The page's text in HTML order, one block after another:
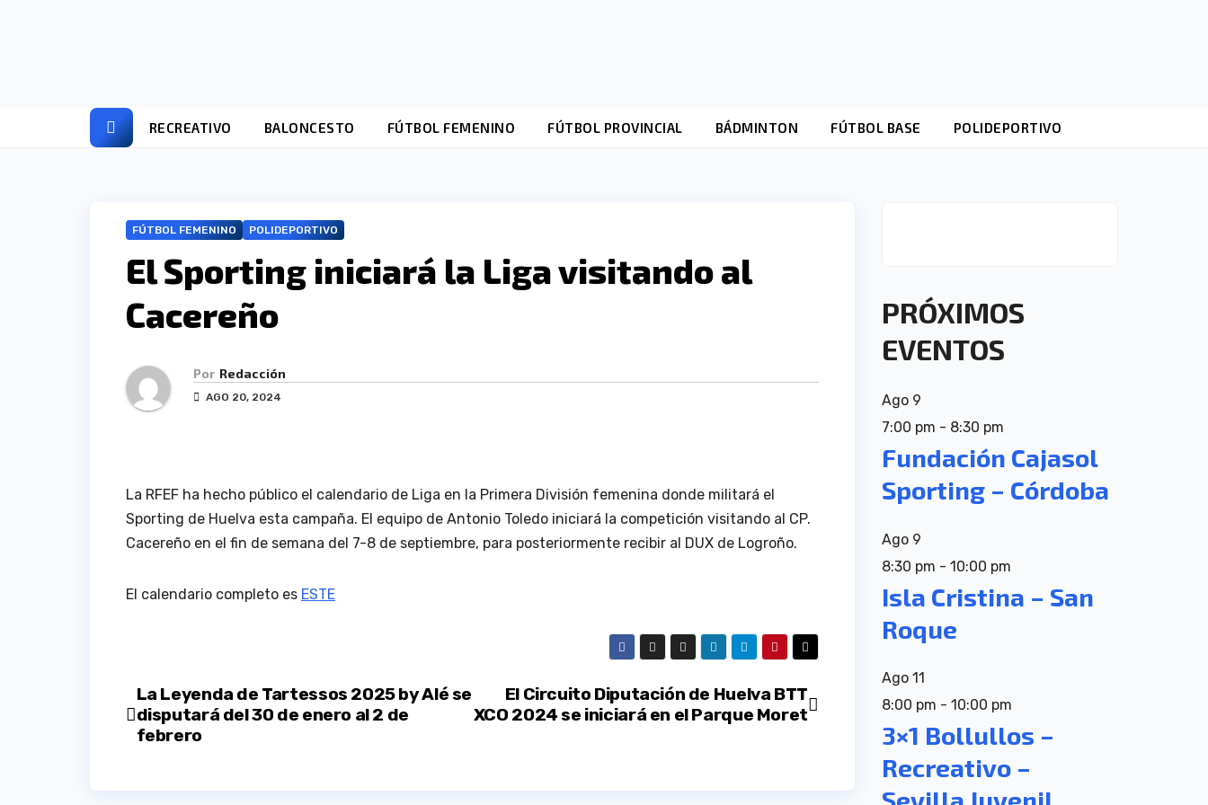
RECREATIVO BALONCESTO FÚTBOL FEMENINO FÚTBOL PROVINCIAL BÁDMINTON FÚTBOL BASE POLIDEPORTIVO
FÚTBOL FEMENINO POLIDEPORTIVO
El Sporting iniciará la Liga visitando al
Cacereño
Por Redacción
AGO 20, 2024
La RFEF ha hecho público el calendario de Liga en la Primera División femenina donde militará el
Sporting de Huelva esta campaña. El equipo de Antonio Toledo iniciará la competición visitando al CP.
Cacereño en el fin de semana del 7-8 de septiembre, para posteriormente recibir al DUX de Logroño.
El calendario completo es ESTE
Navegación
de
El Circuito Diputación de Huelva BTT
XCO 2024 se iniciará en el Parque Moret
La Leyenda de Tartessos 2025 by Alé se
disputará del 30 de enero al 2 de
febrero
PRÓXIMOS
EVENTOS
Ago 9
7:00 pm - 8:30 pm
Fundación Cajasol
Sporting – Córdoba
Ago 9
8:30 pm - 10:00 pm
Isla Cristina – San
Roque
Ago 11
8:00 pm - 10:00 pm
3×1 Bollullos –
Recreativo –